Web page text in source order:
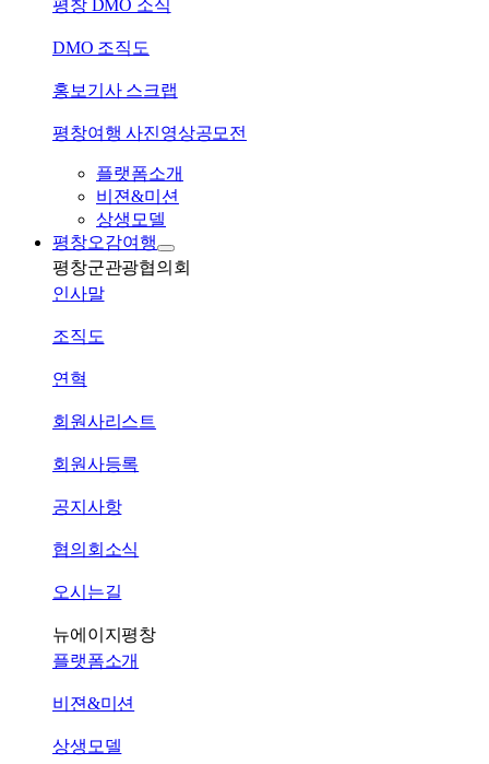
평창 DMO 소식
DMO 조직도
홍보기사 스크랩
평창여행 사진영상공모전
플랫폼소개
비젼&미션
상생모델
평창오감여행
평창군관광협의회
인사말
조직도
연혁
회원사리스트
회원사등록
공지사항
협의회소식
오시는길
뉴에이지평창
플랫폼소개
비젼&미션
상생모델